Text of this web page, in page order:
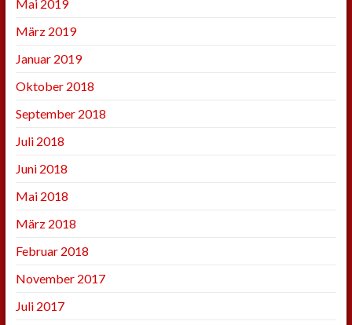
Mai 2019
März 2019
Januar 2019
Oktober 2018
September 2018
Juli 2018
Juni 2018
Mai 2018
März 2018
Februar 2018
November 2017
Juli 2017